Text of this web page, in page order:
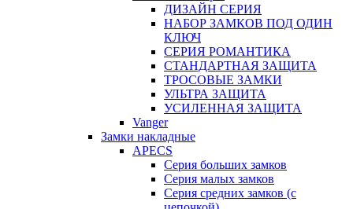
ДИЗАЙН СЕРИЯ
НАБОР ЗАМКОВ ПОД ОДИН
КЛЮЧ
СЕРИЯ РОМАНТИКА
СТАНДАРТНАЯ ЗАЩИТА
ТРОСОВЫЕ ЗАМКИ
УЛЬТРА ЗАЩИТА
УСИЛЕННАЯ ЗАЩИТА
Vanger
Замки накладные
APECS
Серия больших замков
Серия малых замков
Серия средних замков (с